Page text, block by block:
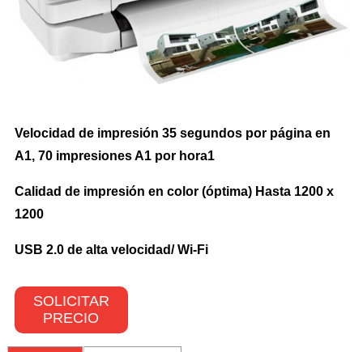
Impresora Multifunción Láser Monocromatica
Impresoras Portátiles
Cartuchos de Hp
Toners Hp
Wireless
Velocidad de impresión 35 segundos por página en
A1, 70 impresiones A1 por hora1
Calidad de impresión en color (óptima) Hasta 1200 x
1200
USB 2.0 de alta velocidad/ Wi-Fi
SOLICITAR
PRECIO